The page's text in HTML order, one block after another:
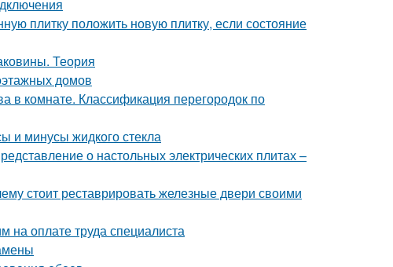
плитку положить новую плитку, если состояние
Теория
домов
в комнате. Классификация перегородок по
и минусы жидкого стекла
о настольных электрических плитах –
стоит реставрировать железные двери своими
на оплате труда специалиста